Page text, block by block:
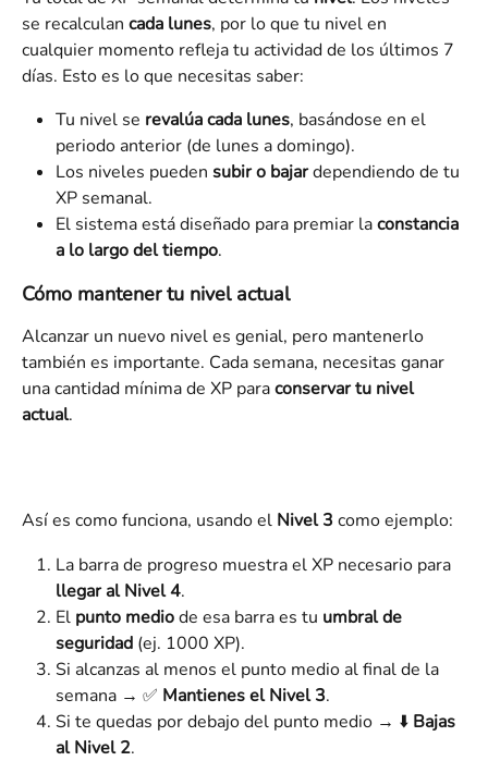
se recalculan cada lunes, por lo que tu nivel en
cualquier momento refleja tu actividad de los últimos 7
días. Esto es lo que necesitas saber:
Tu nivel se revalúa cada lunes, basándose en el
periodo anterior (de lunes a domingo).
Los niveles pueden subir o bajar dependiendo de tu
XP semanal.
El sistema está diseñado para premiar la constancia
a lo largo del tiempo.
Cómo mantener tu nivel actual
Alcanzar un nuevo nivel es genial, pero mantenerlo
también es importante. Cada semana, necesitas ganar
una cantidad mínima de XP para conservar tu nivel
actual.
Así es como funciona, usando el Nivel 3 como ejemplo:
La barra de progreso muestra el XP necesario para
llegar al Nivel 4.
El punto medio de esa barra es tu umbral de
seguridad (ej. 1000 XP).
Si alcanzas al menos el punto medio al final de la
semana → ✅ Mantienes el Nivel 3.
Si te quedas por debajo del punto medio → ⬇️ Bajas
al Nivel 2.